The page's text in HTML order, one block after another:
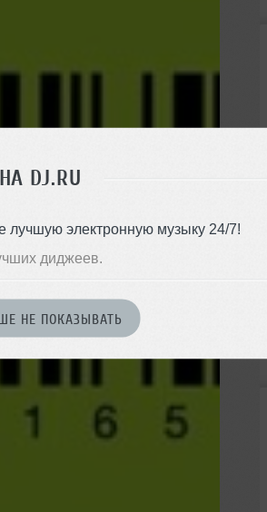
DJ.RU
электронную музыку 24/7!
диджеев.
НЕ ПОКАЗЫВАТЬ